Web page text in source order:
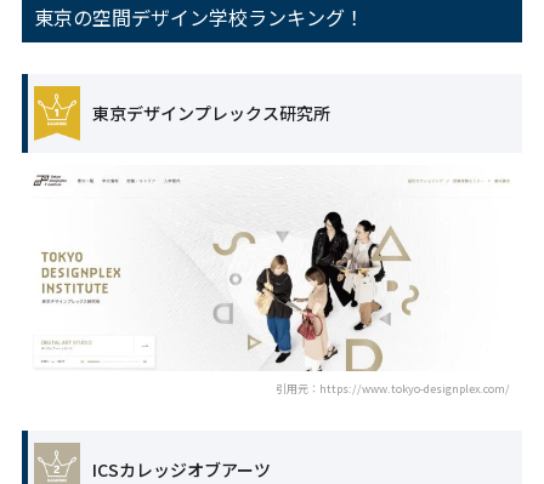
東京の空間デザイン学校ランキング！
東京デザインプレックス研究所
引用元：https://www.tokyo-designplex.com/
ICSカレッジオブアーツ